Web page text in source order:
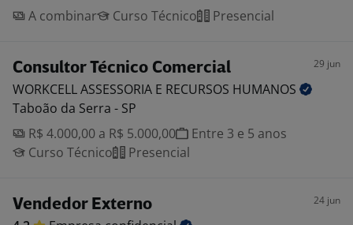
A combinar
Curso Técnico Presencial
Consultor Técnico Comercial 29 jun
WORKCELL ASSESSORIA E RECURSOS HUMANOS
Taboão da Serra - SP
R$ 4.000,00 a R$ 5.000,00
Entre 3 e 5 anos
Curso Técnico
Presencial
Vendedor Externo 24 jun